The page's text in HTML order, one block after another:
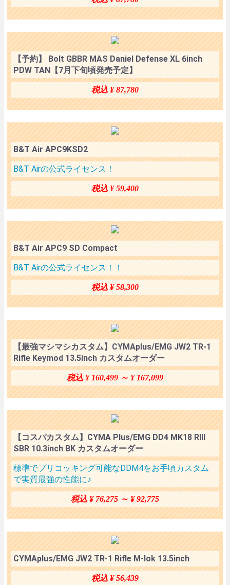
【予約】 Bolt GBBR MAS Daniel Defense XL 6inch
PDW TAN【7月下旬頃発売予定】
税込 ¥ 87,780
B&T Air APC9KSD2
B&T Airの公式ライセンス！
税込 ¥ 59,400
B&T Air APC9 SD Compact
B&T Airの公式ライセンス！！
税込 ¥ 58,300
【最強マシマシカスタム】CYMAplus/EMG JW2 TR-1
Rifle Keymod 13.5inch カスタムオーダー
税込 ¥ 160,499 ～ ¥ 167,099
【コスパカスタム】CYMA Plus/EMG DD4 MK18 RIII
SBR 10.3inch BK カスタムオーダー
標準でプリコッキング可能なDDM4をお手頃カスタム
で実質最強の性能に♪
税込 ¥ 76,275 ～ ¥ 92,775
CYMAplus/EMG JW2 TR-1 Rifle M-lok 13.5inch
税込 ¥ 56,439